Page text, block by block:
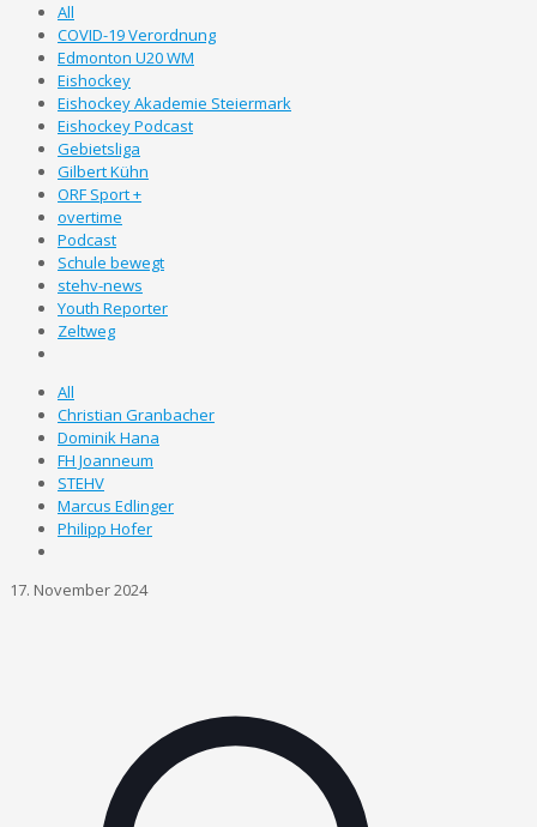
All
COVID-19 Verordnung
Edmonton U20 WM
Eishockey
Eishockey Akademie Steiermark
Eishockey Podcast
Gebietsliga
Gilbert Kühn
ORF Sport +
overtime
Podcast
Schule bewegt
stehv-news
Youth Reporter
Zeltweg
All
Christian Granbacher
Dominik Hana
FH Joanneum
STEHV
Marcus Edlinger
Philipp Hofer
17. November 2024